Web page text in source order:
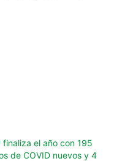
finaliza el año con 195
de COVID nuevos y 4